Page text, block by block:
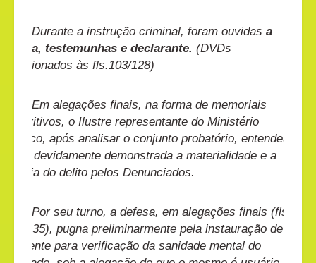
Durante a instrução criminal, foram ouvidas a
vítima, testemunhas e declarante. (DVDs
colacionados às fls.103/128)
Em alegações finais, na forma de memoriais
descritivos, o Ilustre representante do Ministério
Público, após analisar o conjunto probatório, entendeu
estar devidamente demonstrada a materialidade e a
autoria do delito pelos Denunciados.
Por seu turno, a defesa, em alegações finais (fls.
130/135), pugna preliminarmente pela instauração de
incidente para verificação da sanidade mental do